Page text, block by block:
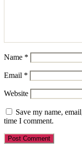
Name *
Email *
Website
Save my name,
time I comment.